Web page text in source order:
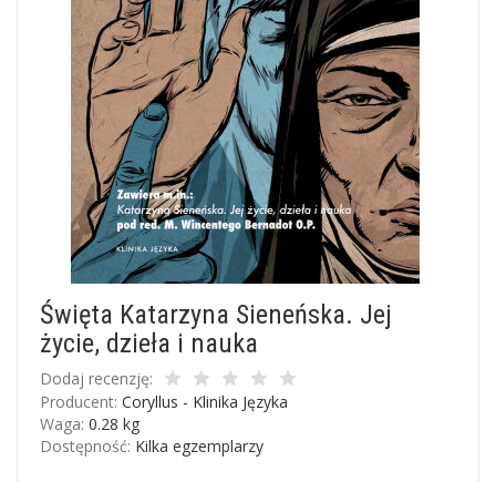
Święta Katarzyna Sieneńska. Jej
życie, dzieła i nauka
Dodaj recenzję:
Producent: Coryllus - Klinika Języka
Waga: 0.28 kg
Dostępność: Kilka egzemplarzy